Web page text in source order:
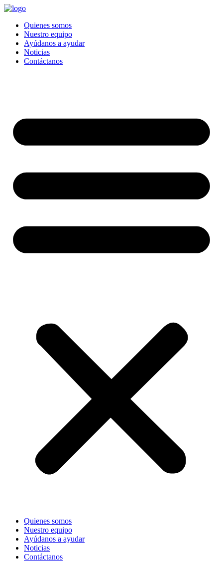
Quienes somos
Nuestro equipo
Ayúdanos a ayudar
Noticias
Contáctanos
Quienes somos
Nuestro equipo
Ayúdanos a ayudar
Noticias
Contáctanos